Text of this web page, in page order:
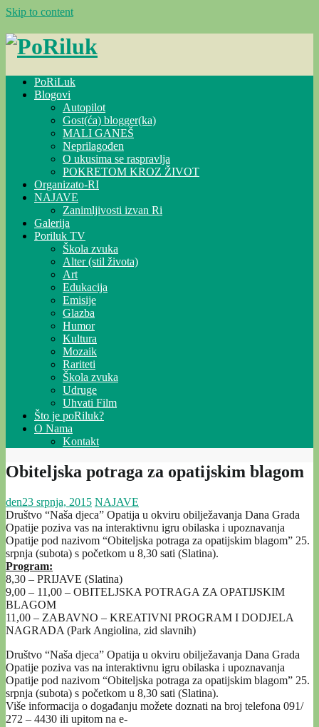
Skip to content
PoRiLuk
Blogovi
Autopilot
Gost(ća) blogger(ka)
MALI GANEŠ
Neprilagođen
O ukusima se raspravlja
POKRETOM KROZ ŽIVOT
Organizato-RI
NAJAVE
Zanimljivosti izvan Ri
Galerija
Poriluk TV
Škola zvuka
Alter (stil života)
Art
Edukacija
Emisije
Glazba
Humor
Kultura
Mozaik
Rariteti
Škola zvuka
Udruge
Uhvati Film
Što je poRiluk?
O Nama
Kontakt
Obiteljska potraga za opatijskim blagom
den23 srpnja, 2015 NAJAVE
Društvo “Naša djeca” Opatija u okviru obilježavanja Dana Grada
Opatije poziva vas na interaktivnu igru obilaska i upoznavanja
Opatije pod nazivom “Obiteljska potraga za opatijskim blagom” 25.
srpnja (subota) s početkom u 8,30 sati (Slatina).
Program:
8,30 – PRIJAVE (Slatina)
9,00 – 11,00 – OBITELJSKA POTRAGA ZA OPATIJSKIM
BLAGOM
11,00 – ZABAVNO – KREATIVNI PROGRAM I DODJELA
NAGRADA (Park Angiolina, zid slavnih)
Društvo “Naša djeca” Opatija u okviru obilježavanja Dana Grada
Opatije poziva vas na interaktivnu igru obilaska i upoznavanja
Opatije pod nazivom “Obiteljska potraga za opatijskim blagom” 25.
srpnja (subota) s početkom u 8,30 sati (Slatina).
Više informacija o događanju možete doznati na broj telefona 091/
272 – 4430 ili upitom na e-